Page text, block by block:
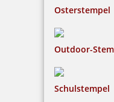
Osterstempel
Outdoor-
Schulstempel